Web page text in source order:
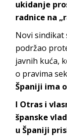
ukidanje
radnice na
Novi sindikat
podržao
javnih kuća,
o pravima
Španiji ima
I Otras i
španske
u Španiji